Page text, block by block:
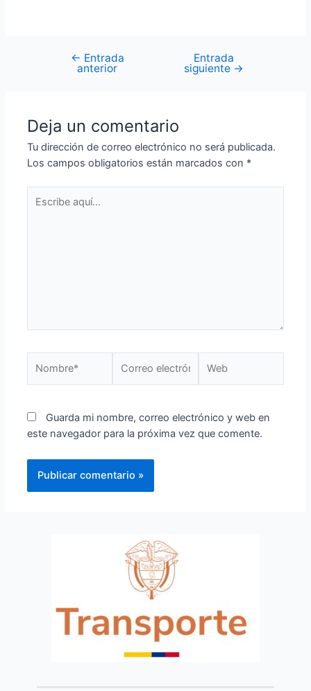
← Entrada
anterior
Entrada
siguiente →
Deja un comentario
Tu dirección de correo electrónico no será publicada.
Los campos obligatorios están marcados con *
Guarda mi nombre, correo electrónico y web en
este navegador para la próxima vez que comente.